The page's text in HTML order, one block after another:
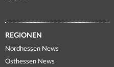
REGIONEN
Nordhessen News
Osthessen News